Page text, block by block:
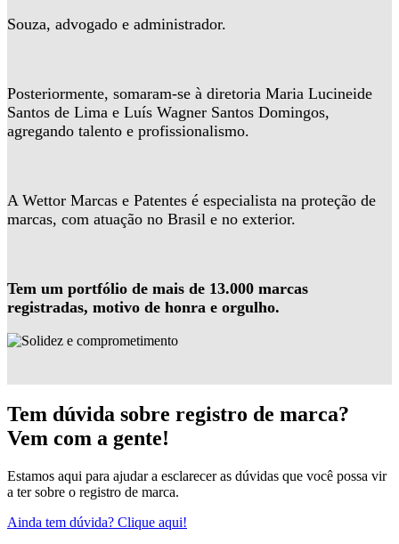
Souza, advogado e administrador.
Posteriormente, somaram-se à diretoria Maria Lucineide
Santos de Lima e Luís Wagner Santos Domingos,
agregando talento e profissionalismo.
A Wettor Marcas e Patentes é especialista na proteção de
marcas, com atuação no Brasil e no exterior.
Tem um portfólio de mais de 13.000 marcas
registradas, motivo de honra e orgulho.
Tem dúvida sobre registro de marca?
Vem com a gente!
Estamos aqui para ajudar a esclarecer as dúvidas que você possa vir
a ter sobre o registro de marca.
Ainda tem dúvida? Clique aqui!